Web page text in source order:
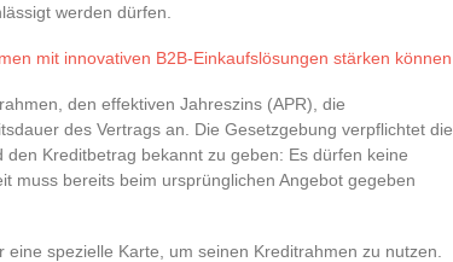
werden dürfen.
mit innovativen B2B-Einkaufslösungen stärken können
den effektiven Jahreszins (APR), die
des Vertrags an. Die Gesetzgebung verpflichtet die
Kreditbetrag bekannt zu geben: Es dürfen keine
muss bereits beim ursprünglichen Angebot gegeben
spezielle Karte, um seinen Kreditrahmen zu nutzen.